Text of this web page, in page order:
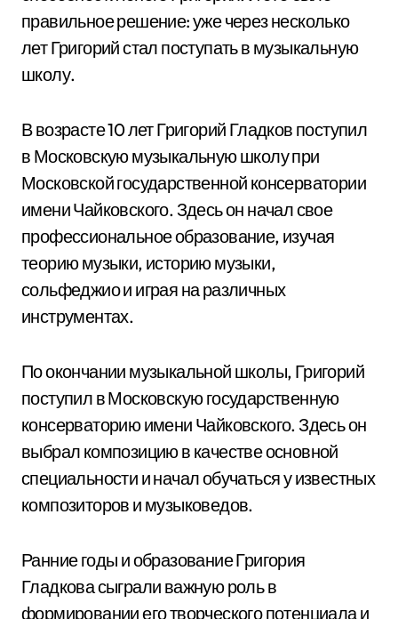
правильное решение: уже через несколько
лет Григорий стал поступать в музыкальную
школу.
В возрасте 10 лет Григорий Гладков поступил
в Московскую музыкальную школу при
Московской государственной консерватории
имени Чайковского. Здесь он начал свое
профессиональное образование, изучая
теорию музыки, историю музыки,
сольфеджио и играя на различных
инструментах.
По окончании музыкальной школы, Григорий
поступил в Московскую государственную
консерваторию имени Чайковского. Здесь он
выбрал композицию в качестве основной
специальности и начал обучаться у известных
композиторов и музыковедов.
Ранние годы и образование Григория
Гладкова сыграли важную роль в
формировании его творческого потенциала и